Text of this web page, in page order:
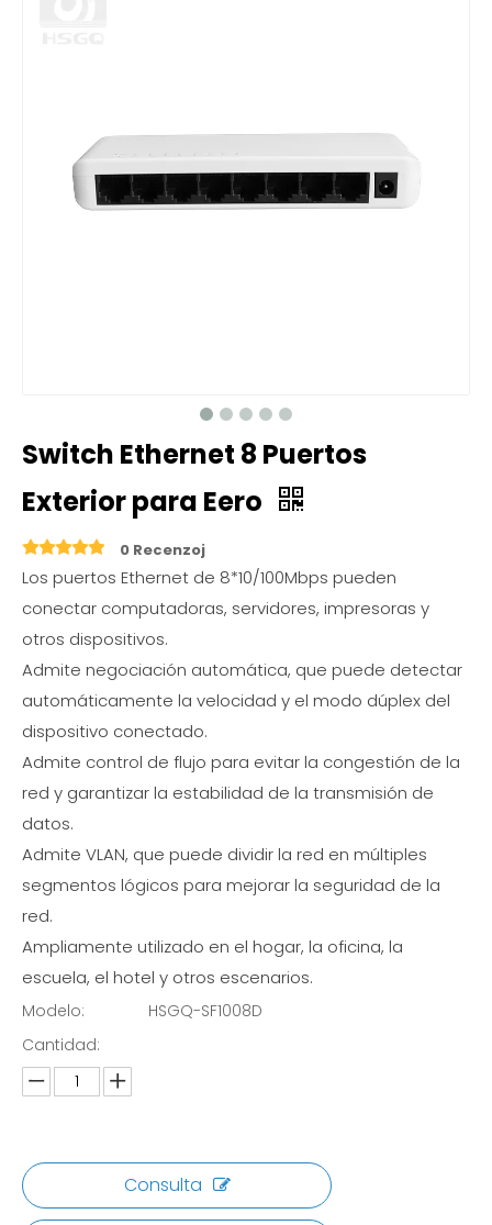
Switch Ethernet 8 Puertos
Exterior para Eero
0 Recenzoj
Los puertos Ethernet de 8*10/100Mbps pueden
conectar computadoras, servidores, impresoras y
otros dispositivos.
Admite negociación automática, que puede detectar
automáticamente la velocidad y el modo dúplex del
dispositivo conectado.
Admite control de flujo para evitar la congestión de la
red y garantizar la estabilidad de la transmisión de
datos.
Admite VLAN, que puede dividir la red en múltiples
segmentos lógicos para mejorar la seguridad de la
red.
Ampliamente utilizado en el hogar, la oficina, la
escuela, el hotel y otros escenarios.
Modelo:
HSGQ-SF1008D
Cantidad:
Consulta